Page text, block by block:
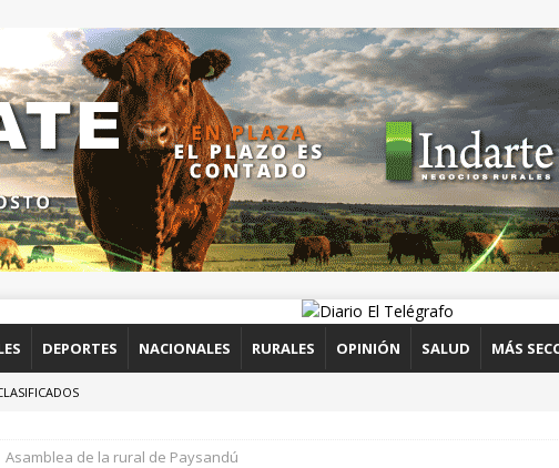
DEPORTES NACIONALES RURALES OPINIÓN SALUD MÁS
Asamblea de la rural de Paysandú